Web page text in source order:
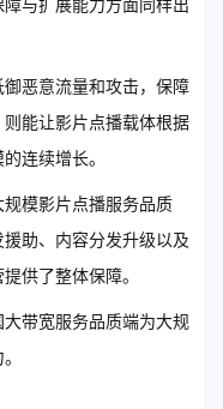
与扩展能力方面同样出
恶意流量和攻击，保障
能让影片点播载体根据
连续增长。
模影片点播服务品质
助、内容分发升级以及
供了整体保障。
带宽服务品质端为大规